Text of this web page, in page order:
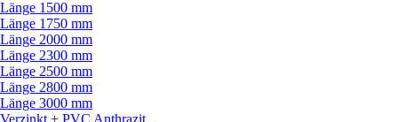
Länge 1500 mm
Länge 1750 mm
Länge 2000 mm
Länge 2300 mm
Länge 2500 mm
Länge 2800 mm
Länge 3000 mm
Verzinkt + PVC Anthrazit